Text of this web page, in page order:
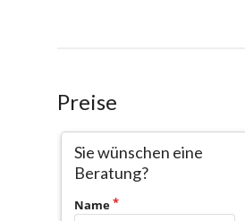
Preise
Sie wünschen eine
Beratung?
Name